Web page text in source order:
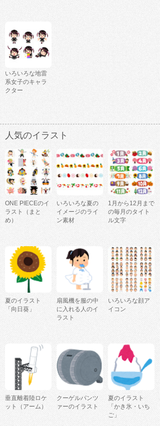
いろいろな地雷
系女子のキャラ
クター
人気のイラスト
ONE PIECEのイ
ラスト（まと
め）
いろいろな夏の
イメージのライ
ン素材
1月から12月まで
の毎月のタイト
ル文字
夏のイラスト
「向日葵」
扇風機を服の中
に入れる人のイ
ラスト
いろいろな顔ア
イコン
垂直離着陸ロケ
ット（アーム）
クーゲルパンツ
ァーのイラスト
夏のイラスト
「かき氷・いち
ご」